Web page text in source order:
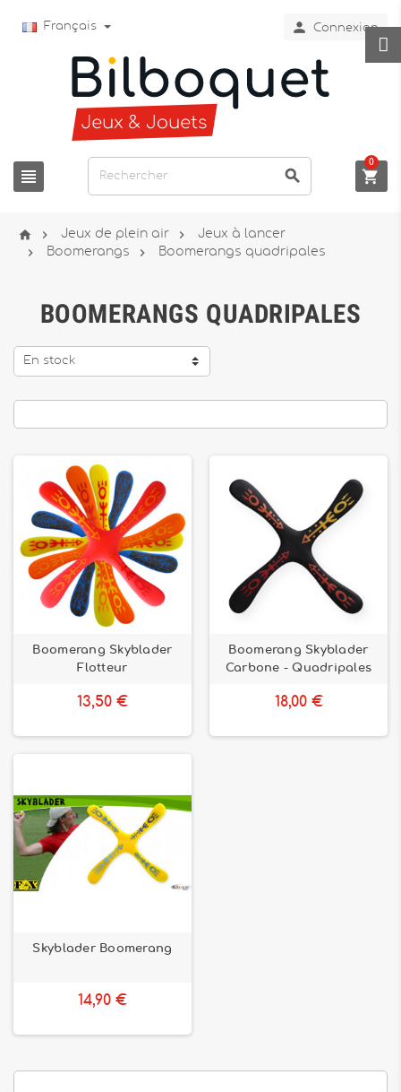
Français  Connexion
  
0
  Jeux de plein air  Jeux à lancer
 Boomerangs  Boomerangs quadripales
BOOMERANGS QUADRIPALES
En stock
Boomerang Skyblader
Flotteur
13,50 €
Boomerang Skyblader
Carbone - Quadripales
18,00 €
Skyblader Boomerang
14,90 €